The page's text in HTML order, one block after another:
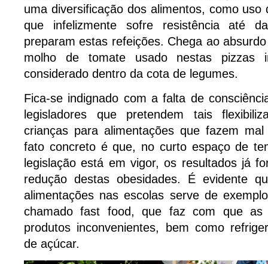
uma diversificação dos alimentos, como
que infelizmente sofre resistência até
preparam estas refeições. Chega ao
molho de tomate usado nestas pizzas
considerado dentro da cota de legumes.
Fica-se indignado com a falta de
legisladores que pretendem tais
crianças para alimentações que fazem
fato concreto é que, no curto espaço de
legislação está em vigor, os resultados já
redução destas obesidades. É evidente
alimentações nas escolas serve de
chamado fast food, que faz com que as
produtos inconvenientes, bem como
de açúcar.